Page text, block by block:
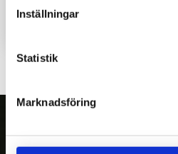
Inställningar
Statistik
Marknadsföring